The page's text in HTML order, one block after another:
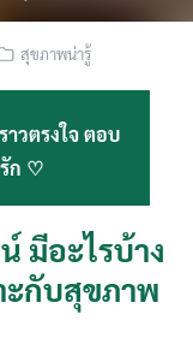
สุขภาพน่ารู้
วตรงใจ ตอบ
ก ♡
มีอะไรบ้าง
ะกับสุขภาพ